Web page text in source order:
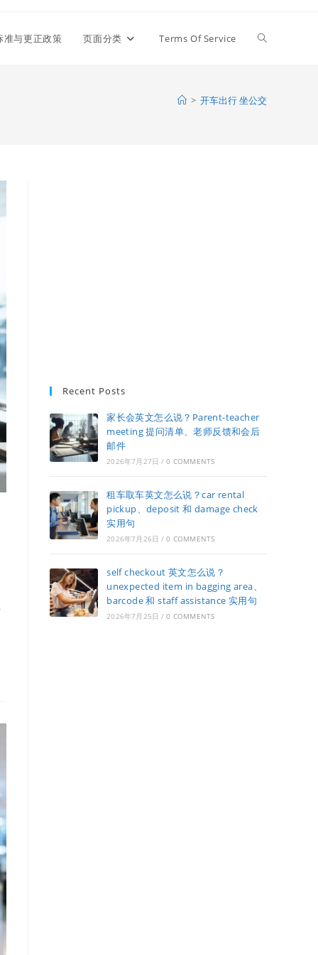
准与更正政策 页面分类 Terms Of Service
> 开车出行 坐公交
Recent Posts
家长会英文怎么说？Parent-teacher
meeting 提问清单、老师反馈和会后
邮件
2026年7月27日 / 0 COMMENTS
租车取车英文怎么说？car rental
pickup、deposit 和 damage check
实用句
2026年7月26日 / 0 COMMENTS
self checkout 英文怎么说？
unexpected item in bagging area、
barcode 和 staff assistance 实用句
2026年7月25日 / 0 COMMENTS